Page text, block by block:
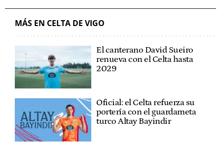
MÁS EN CELTA DE VIGO
El canterano David Sueiro
renueva con el Celta hasta
2029
Oficial: el Celta refuerza su
portería con el guardameta
turco Altay Bayindir